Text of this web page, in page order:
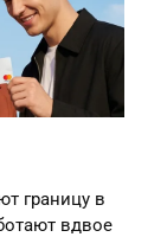
границу в
вдвое